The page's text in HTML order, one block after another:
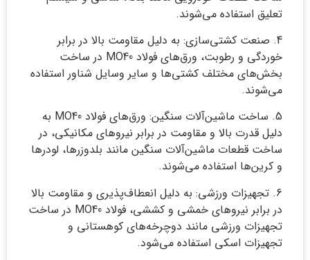
تعلیق استفاده می‌شوند.
4. صنعت کشتی‌سازی: به دلیل مقاومت بالا در برابر
خوردگی و رطوبت، ورق‌های فولاد MO40 در ساخت
بخش‌های مختلف کشتی‌ها و سایر وسایل شناور استفاده
می‌شوند.
5. ساخت ماشین‌آلات سنگین: ورق‌های فولاد MO40 به
دلیل قدرت بالا و مقاومت در برابر نیروهای مکانیکی، در
ساخت قطعات ماشین‌آلات سنگین مانند بلدوزرها، لودرها
و کرین‌ها استفاده می‌شوند.
6. تجهیزات ورزشی: به دلیل انعطاف‌پذیری و مقاومت بالا
در برابر نیروهای خمشی و کششی، فولاد MO40 در ساخت
تجهیزات ورزشی مانند دوچرخه‌های کوهستانی و
تجهیزات اسکی استفاده می‌شود.